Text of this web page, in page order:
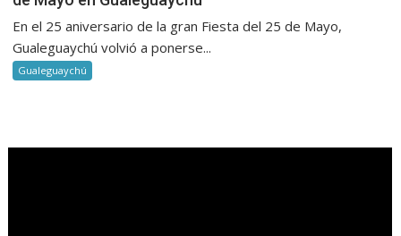
En el 25 aniversario de la gran Fiesta del 25 de Mayo,
Gualeguaychú volvió a ponerse...
Gualeguaychú